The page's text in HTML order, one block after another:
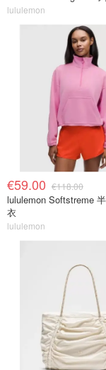
lululemon
€59.00 €118.00
lululemon Softstreme
衣
lululemon